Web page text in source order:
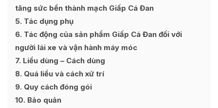
tăng sức bền thành mạch Giấp Cá Đan
5 Tác dụng phụ
6 Tác động của sản phẩm Giấp Cá Đan đối với
người lái xe và vận hành máy móc
7 Liều dùng – Cách dùng
8 Quá liều và cách xử trí
9 Quy cách đóng gói
10 Bảo quản